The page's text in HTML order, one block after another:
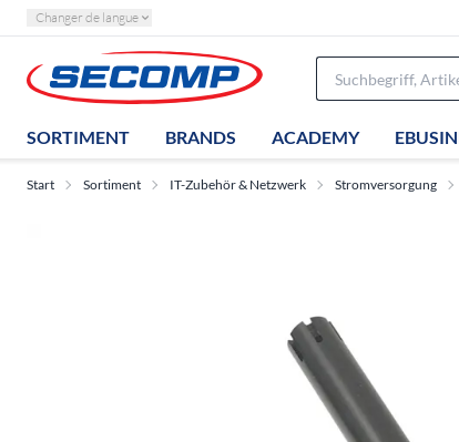
Changer de langue
SORTIMENT BRANDS ACADEMY
Start Sortiment IT-Zubehör & Netzwerk Stromversorgung